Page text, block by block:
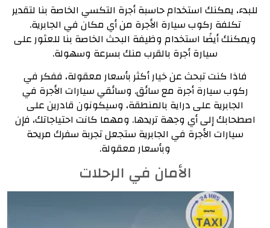
للبدء، يمكنك استخدام حاسبة أجرة التكسي الخاصة بنا لتقدير
تكلفة ركوب سيارة الأجرة من أي مكان في الجابرية.
ويمكنك أيضًا استخدام وظيفة البحث الخاصة بنا للعثور على
سيارة أجرة بالقرب منك بسرعة وسهولة.
فاذا كنت تبحث عن خيار أكثر بأسعار معقولة، ففكر في
ركوب سيارة أجرة مع سائق. وسائقي سيارات الأجرة في
الجابرية على دراية بالمنطقة، وسيكونون قادرين على
اصطحابك إلى أي وجهة تريدها. ومهما كانت احتياجاتك، فإن
سيارات الأجرة في الجابرية ستجعل تجربة سفرك مريحة
وبأسعار معقولة.
الأمان في الرحلات